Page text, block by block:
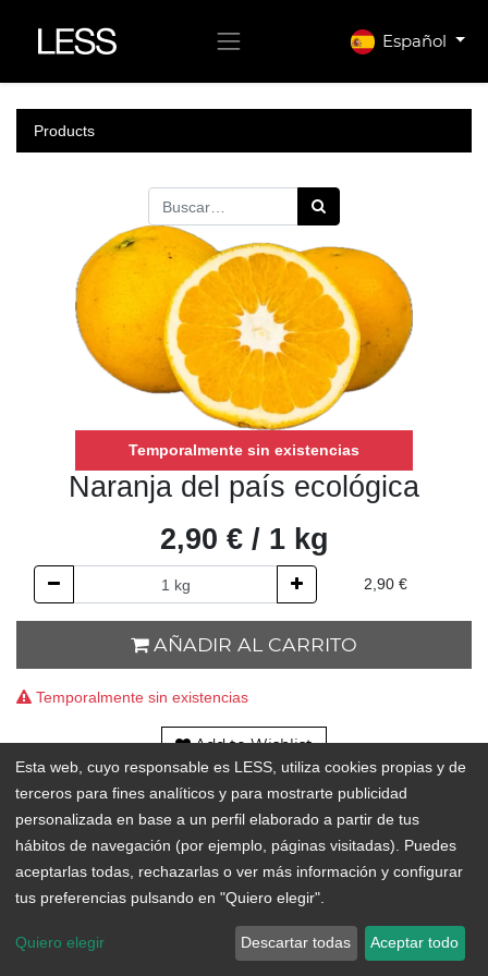
Español
Products
Temporalmente sin existencias
Naranja del país ecológica
2,90 € / 1 kg
2,90 €
AÑADIR AL CARRITO
Temporalmente sin existencias
Add to Wishlist
ORIGEN: Los Realejos o Guía de Isora
Esta web, cuyo responsable es LESS, utiliza cookies propias y de
terceros para fines analíticos y para mostrarte publicidad
personalizada en base a un perfil elaborado a partir de tus
hábitos de navegación (por ejemplo, páginas visitadas). Puedes
aceptarlas todas, rechazarlas o ver más información y configurar
tus preferencias pulsando en "Quiero elegir".
Quiero elegir Descartar todas Aceptar todo